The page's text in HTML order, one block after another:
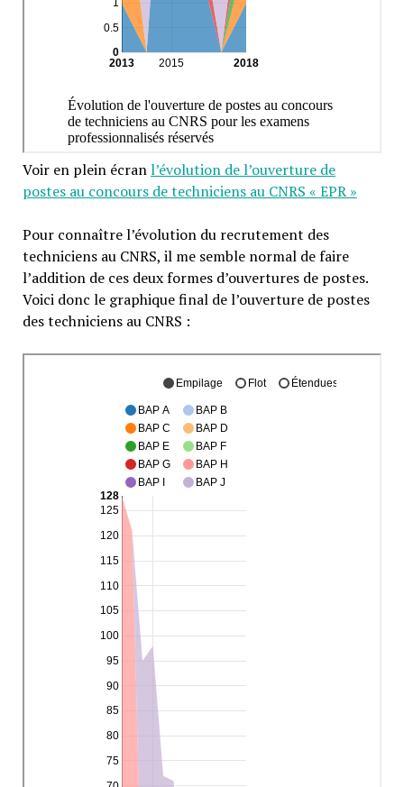
Voir en plein écranl’évolution de l’ouverture de
postes au concours de techniciens au CNRS « EPR »
Pour connaître l’évolution du recrutement des
techniciens au CNRS, il me semble normal de faire
l’addition de ces deux formes d’ouvertures de postes.
Voici donc le graphique final de l’ouverture de postes
des techniciens au CNRS :